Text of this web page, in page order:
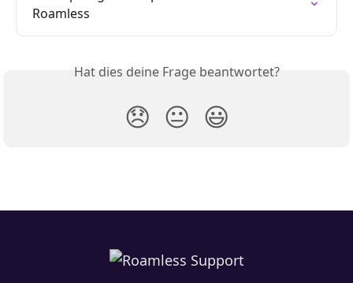
Roamless
Hat dies deine Frage beantwortet?
😞 😐 😃